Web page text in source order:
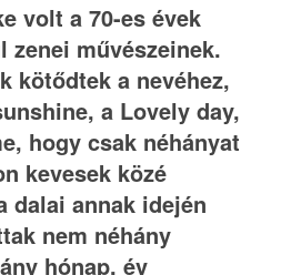
volt a 70-es évek
zenei művészeinek.
kötődtek a nevéhez,
a Lovely day,
hogy csak néhányat
kevesek közé
dalai annak idején
nem néhány
hónap, év